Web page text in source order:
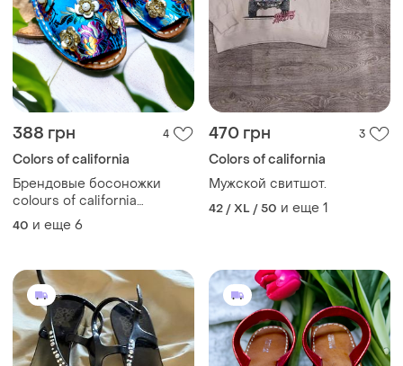
388 грн 4
Colors of california
Брендовые босоножки
colours of california
вышивка цветы
40 и еще 6
470 грн 3
Colors of california
Мужской свитшот.
42 / XL / 50 и еще 1